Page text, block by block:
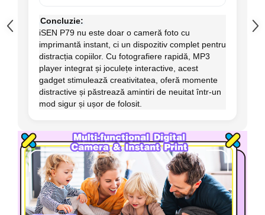
Concluzie:
iSEN P79 nu este doar o cameră foto cu
imprimantă instant, ci un dispozitiv complet pentru
distracția copiilor. Cu fotografiere rapidă, MP3
player integrat și joculețe interactive, acest
gadget stimulează creativitatea, oferă momente
distractive și păstrează amintiri de neuitat într-un
mod sigur și ușor de folosit.